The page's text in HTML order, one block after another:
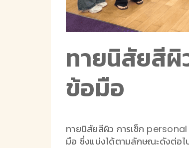
ทายนิสัยสีผิ
ข้อมือ
ทายนิสัยสีผิว การเช็ก
มือ ซึ่งแบ่งได้ตามลักษณะดังต่อไ